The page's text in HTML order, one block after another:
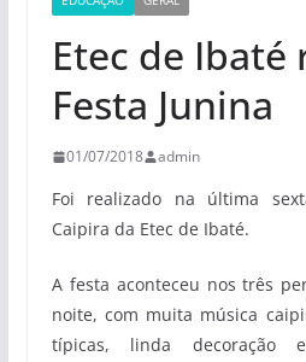
Etec de Ibaté
Festa Junina
01/07/2018 admin
Foi realizado na última
Caipira da Etec de Ibaté.
A festa aconteceu nos três
noite, com muita música
típicas, linda